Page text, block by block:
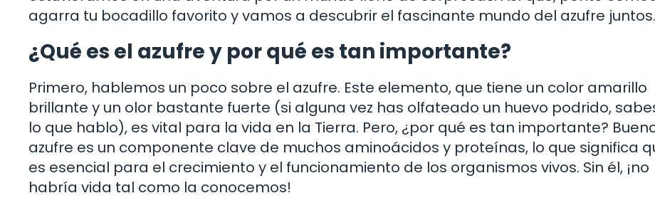
agarra tu bocadillo favorito y vamos a descubrir el fascinante mundo del azufre juntos.
¿Qué es el azufre y por qué es tan importante?
Primero, hablemos un poco sobre el azufre. Este elemento, que tiene un color amarillo
brillante y un olor bastante fuerte (si alguna vez has olfateado un huevo podrido,
lo que hablo), es vital para la vida en la Tierra. Pero, ¿por qué es tan importante?
azufre es un componente clave de muchos aminoácidos y proteínas, lo que significa
es esencial para el crecimiento y el funcionamiento de los organismos vivos. Sin él, ¡no
habría vida tal como la conocemos!